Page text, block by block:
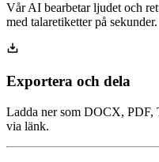
Vår AI bearbetar ljudet och
med talaretiketter på sekunder.
Exportera och dela
Ladda ner som DOCX,
via länk.